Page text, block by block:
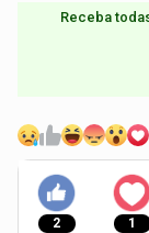
Receba
2 1